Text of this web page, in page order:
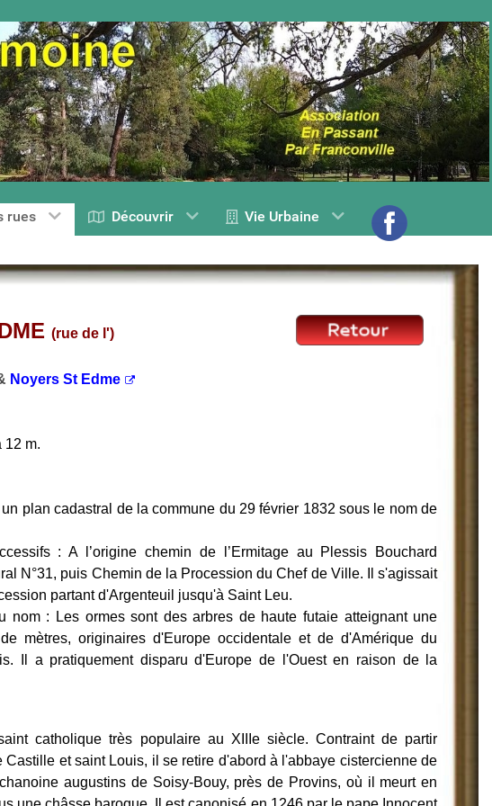
rues Découvrir Vie Urbaine
(rue de l')
Noyers St Edme
12 m.
plan cadastral de la commune du 29 février 1832 sous le nom de
: A l’origine chemin de l’Ermitage au Plessis Bouchard
N°31, puis Chemin de la Procession du Chef de Ville. Il s'agissait
partant d'Argenteuil jusqu'à Saint Leu.
nom : Les ormes sont des arbres de haute futaie atteignant une
mètres, originaires d'Europe occidentale et de d'Amérique du
Il a pratiquement disparu d'Europe de l'Ouest en raison de la
catholique très populaire au XIIIe siècle. Contraint de partir
et saint Louis, il se retire d'abord à l'abbaye cistercienne de
augustins de Soisy-Bouy, près de Provins, où il meurt en